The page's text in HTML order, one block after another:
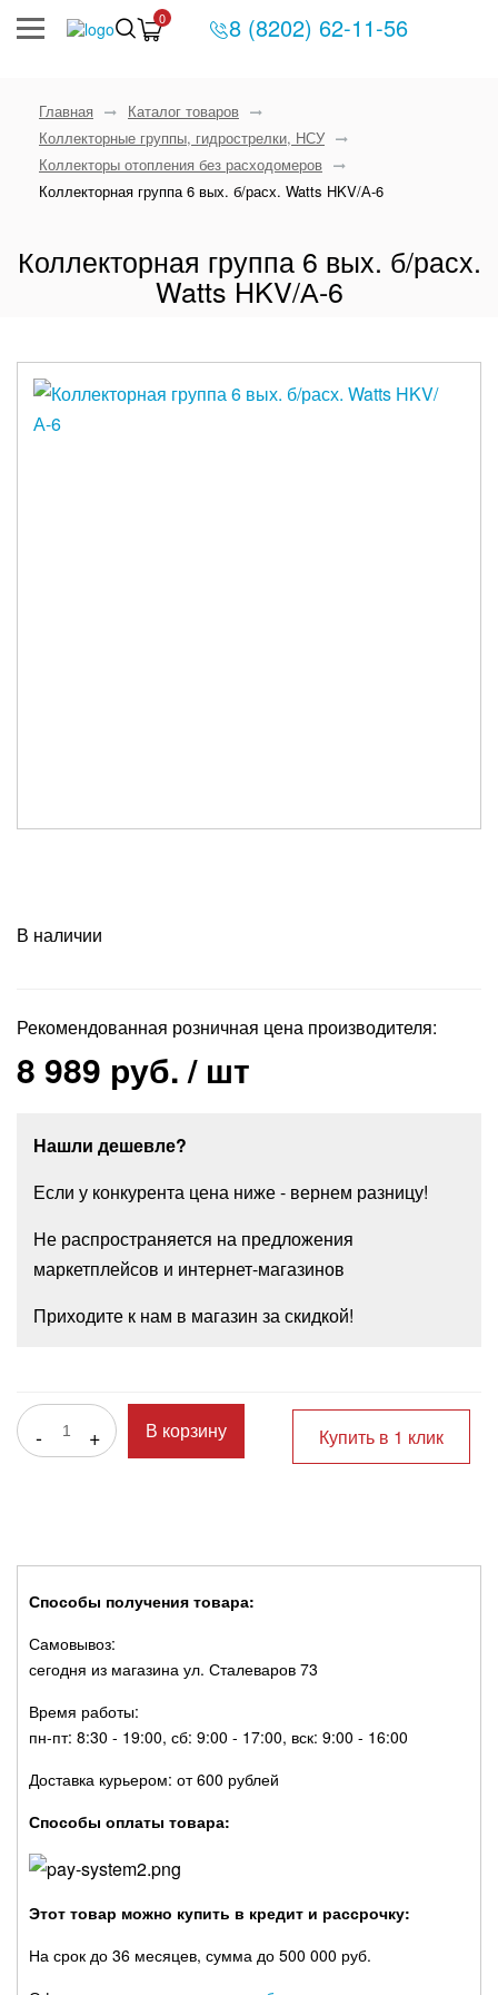
0 8 (8202) 62-11-56
Главная
Каталог товаров
Коллекторные группы, гидрострелки, НСУ
Коллекторы отопления без расходомеров
Коллекторная группа 6 вых. б/расх. Watts HKV/А-6
Коллекторная группа 6 вых. б/расх.
Watts HKV/А-6
В наличии
Рекомендованная розничная цена производителя:
8 989 руб./ шт
Нашли дешевле?
Если у конкурента цена ниже - вернем разницу!
Не распространяется на предложения
маркетплейсов и интернет-магазинов
Приходите к нам в магазин за скидкой!
- + В корзину Купить в 1 клик
Способы получения товара:
Самовывоз:
сегодня из магазина ул. Сталеваров 73
Время работы:
пн-пт: 8:30 - 19:00, сб: 9:00 - 17:00, вск: 9:00 - 16:00
Доставка курьером: от 600 рублей
Способы оплаты товара:
Этот товар можно купить в кредит и рассрочку:
На срок до 36 месяцев, сумма до 500 000 руб.